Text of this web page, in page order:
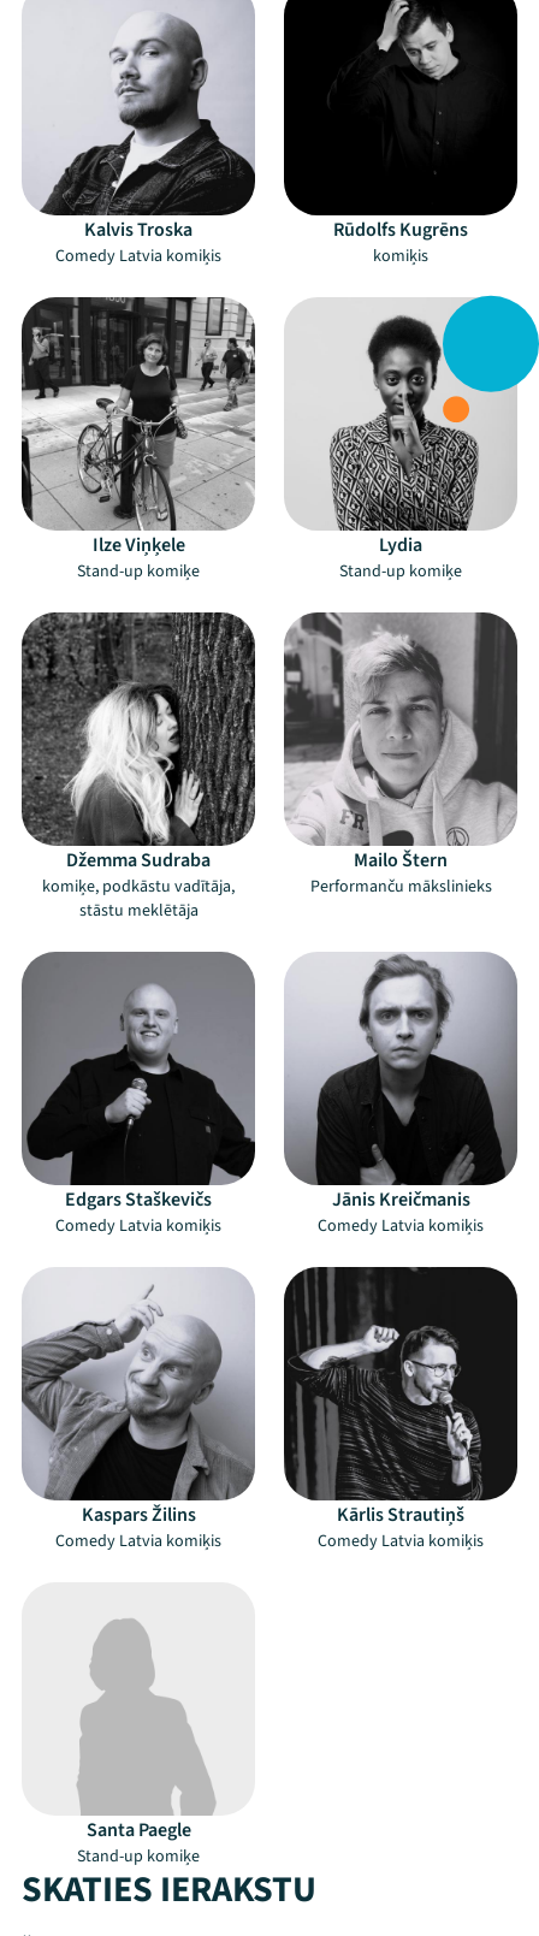
Mana programma
Programma
Kalvis Troska
Comedy Latvia komiķis
Rūdolfs Kugrēns
komiķis
Ilze Viņķele
Stand-up komiķe
Lydia
Stand-up komiķe
Džemma Sudraba
komiķe, podkāstu vadītāja,
stāstu meklētāja
Mailo Štern
Performanču mākslinieks
Edgars Staškevičs
Comedy Latvia komiķis
Jānis Kreičmanis
Comedy Latvia komiķis
Kaspars Žilins
Comedy Latvia komiķis
Kārlis Strautiņš
Comedy Latvia komiķis
Santa Paegle
Stand-up komiķe
SKATIES IERAKSTU